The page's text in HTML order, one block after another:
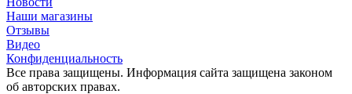
Наши магазины
Отзывы
Видео
Конфиденциальность
Все права защищены. Информация сайта защищена законом
об авторских правах.